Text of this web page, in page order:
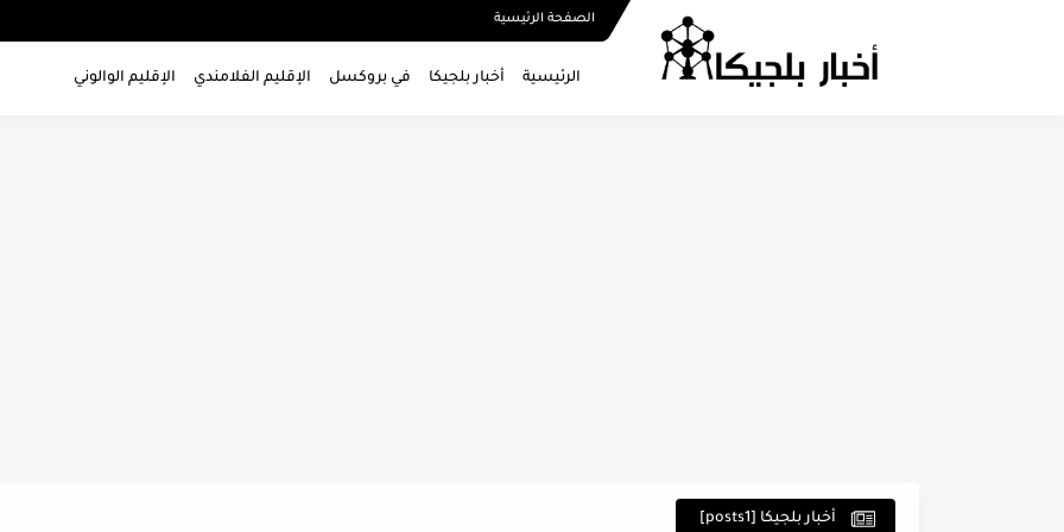
الصفحة الرئيسية
الرئيسية أخبار بلجيكا في بروكسل الإقليم الفلامندي الإقليم الوالوني
أخبار بلجيكا [posts1]